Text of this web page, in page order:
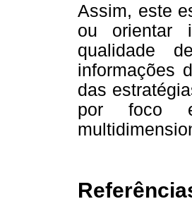
Assim, este
ou orientar
qualidade
informações
das
por foco